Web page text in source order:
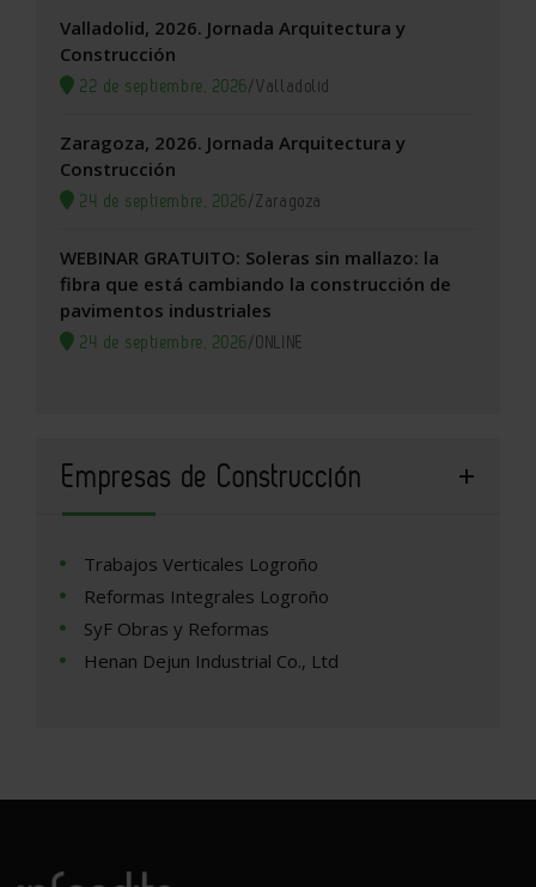
Valladolid, 2026. Jornada Arquitectura y
Construcción
22 de septiembre, 2026/Valladolid
Zaragoza, 2026. Jornada Arquitectura y
Construcción
24 de septiembre, 2026/Zaragoza
WEBINAR GRATUITO: Soleras sin mallazo: la
fibra que está cambiando la construcción de
pavimentos industriales
24 de septiembre, 2026/ONLINE
Empresas de Construcción
Trabajos Verticales Logroño
Reformas Integrales Logroño
SyF Obras y Reformas
Henan Dejun Industrial Co., Ltd